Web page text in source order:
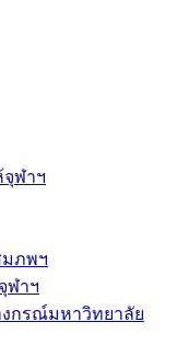
จุฬาฯ
ภพฯ
ฬาฯ
งกรณ์มหาวิทยาลัย